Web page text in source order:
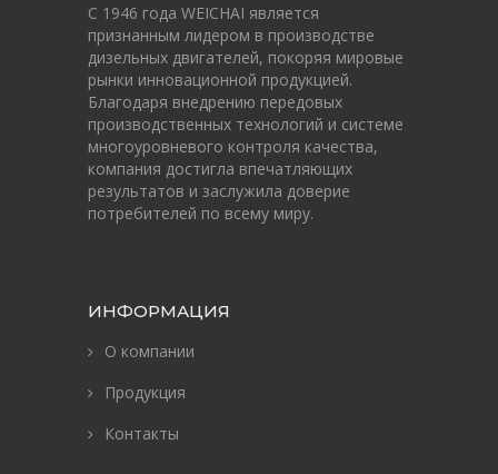
С 1946 года WEICHAI является
признанным лидером в производстве
дизельных двигателей, покоряя мировые
рынки инновационной продукцией.
Благодаря внедрению передовых
производственных технологий и системе
многоуровневого контроля качества,
компания достигла впечатляющих
результатов и заслужила доверие
потребителей по всему миру.
ИНФОРМАЦИЯ
О компании
Продукция
Контакты